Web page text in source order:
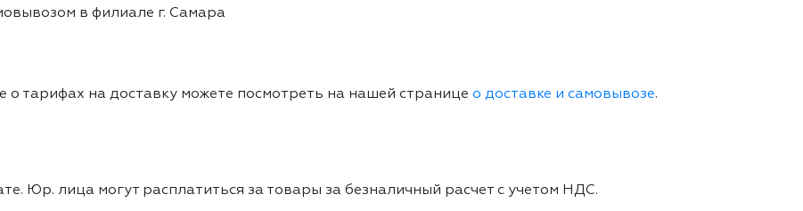
в филиале г. Самара
тарифах на доставку можете посмотреть на нашей странице о доставке и самовывозе.
Юр. лица могут расплатиться за товары за безналичный расчет с учетом НДС.